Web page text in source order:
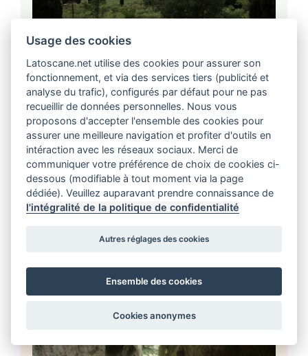
Article Guide Région
Le Mont Amiata est un volcan éteint des Apennins,
qui culmine dans le sud de la Toscane à 1 733
mètres, entre la Maremme à l’ouest, les vallées du Val
d’Orcia et du Val di Chiana à l’est, proche de l’Ombrie
et du Latium. Les huit communes de son territoire
sont en partie en province […]
En savoir plus
Usage des cookies
Latoscane.net utilise des cookies pour assurer son
fonctionnement, et via des services tiers (publicité et
analyse du trafic), configurés par défaut pour ne pas
recueillir de données personnelles. Nous vous
proposons d'accepter l'ensemble des cookies pour
assurer une meilleure navigation et profiter d'outils en
intéraction avec les réseaux sociaux. Merci de
communiquer votre préférence de choix de cookies ci-
dessous (modifiable à tout moment via la page
dédiée). Veuillez auparavant prendre connaissance de
l'intégralité de la politique de confidentialité
Autres réglages des cookies
Ensemble des cookies
Cookies anonymes